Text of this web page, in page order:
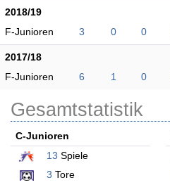
2018/19
F-Junioren
3 0 0
2017/18
F-Junioren
6 1 0
Gesamtstatistik
C-Junioren
13 Spiele
3 Tore